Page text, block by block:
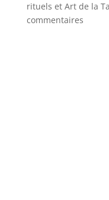
rituels et Art de la
commentaires